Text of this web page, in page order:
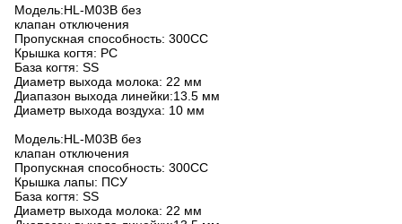
Модель:HL-M03B без
клапан отключения
Пропускная способность: 300CC
Крышка когтя: PC
База когтя: SS
Диаметр выхода молока: 22 мм
Диапазон выхода линейки:13.5 мм
Диаметр выхода воздуха: 10 мм
Модель:HL-M03B без
клапан отключения
Пропускная способность: 300CC
Крышка лапы: ПСУ
База когтя: SS
Диаметр выхода молока: 22 мм